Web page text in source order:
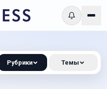
Рубрики Темы